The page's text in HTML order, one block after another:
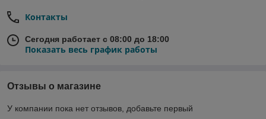
Контакты
Сегодня работает с 08:00 до 18:00
Показать весь график работы
Отзывы о магазине
У компании пока нет отзывов, добавьте первый